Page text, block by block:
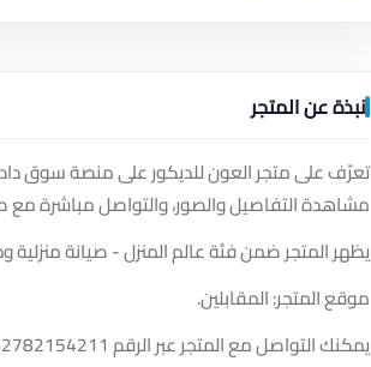
نبذة عن المتجر
تعرّف على متجر العون للديكور على منصة سوق
مشاهدة التفاصيل والصور، والتواصل مباشرة مع
يظهر المتجر ضمن فئة عالم المنزل - صيانة منزلية
موقع المتجر: المقابلين.
يمكنك التواصل مع المتجر عبر الرقم